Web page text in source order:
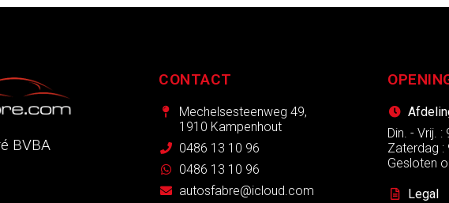
BVBA
CONTACT
Mechelsesteenweg 49,
1910 Kampenhout
0486 13 10 96
0486 13 10 96
autosfabre@icloud.com
Din. - Vrij. :
Zaterdag :
Gesloten
Legal